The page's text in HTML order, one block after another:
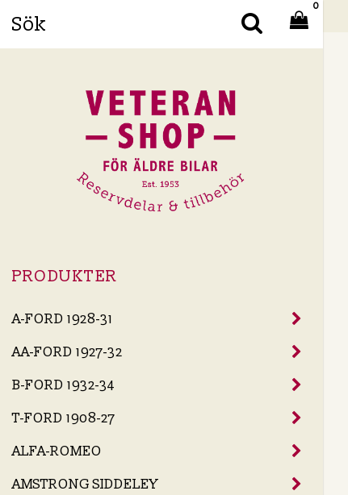
0
PRODUKTER
A-FORD 1928-31
AA-FORD 1927-32
B-FORD 1932-34
T-FORD 1908-27
ALFA-ROMEO
AMSTRONG SIDDELEY